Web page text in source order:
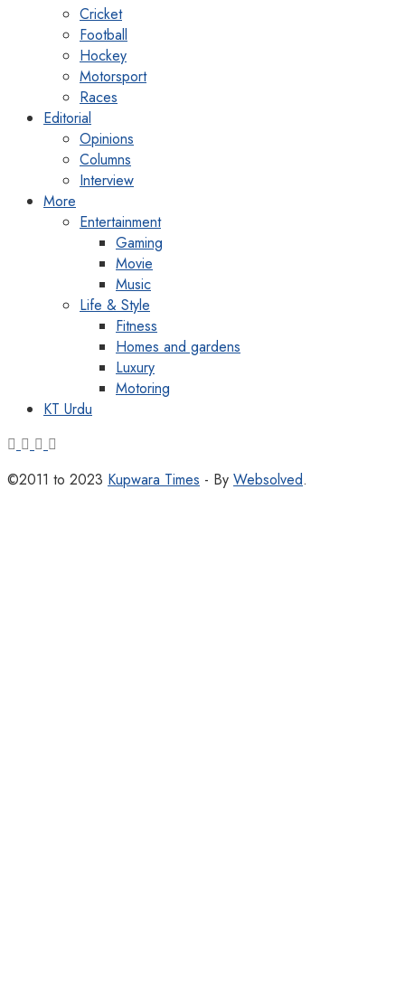
Cricket
Football
Hockey
Motorsport
Races
Editorial
Opinions
Columns
Interview
More
Entertainment
Gaming
Movie
Music
Life & Style
Fitness
Homes and gardens
Luxury
Motoring
KT Urdu
©2011 to 2023 Kupwara Times - By Websolved.